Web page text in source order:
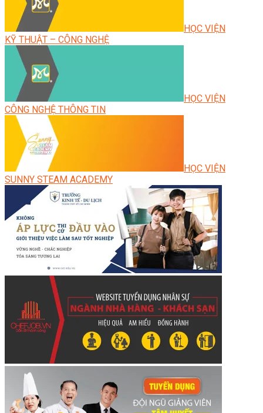
HỌC VIỆN
KỸ THUẬT – CÔNG NGHỆ
HỌC VIỆN
CÔNG NGHỆ THÔNG TIN
HỌC VIỆN
SUNNY STEAM ACADEMY